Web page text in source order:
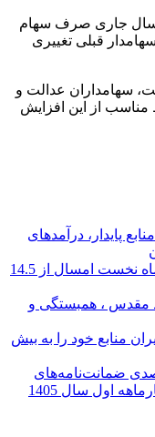
سال جاری صرف سهام
قبلی تغییری
سهامداران عدالت و
مناسب از این افزایش
پایدار، درآمدهای
حق بیمه تولیدی بیمه ملت در چهار ماه نخست امسال از 14.5
مقدس ، همبستگی و
منابع خود را به بیش
درصدی منابع و ۱۳۲ درصدی ضمانت‌نامه‌های
اول سال 1405